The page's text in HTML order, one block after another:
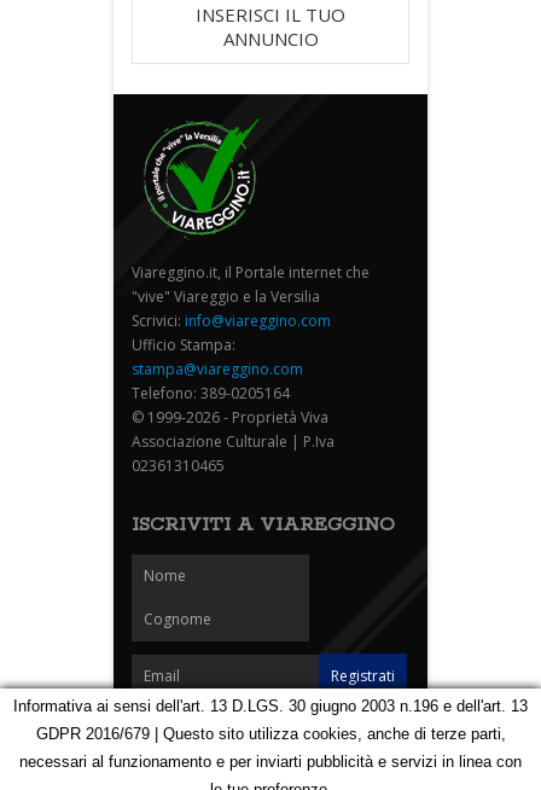
INSERISCI IL TUO
ANNUNCIO
Viareggino.it, il Portale internet che
"vive" Viareggio e la Versilia
Scrivici: info@viareggino.com
Ufficio Stampa:
stampa@viareggino.com
Telefono: 389-0205164
© 1999-2026 - Proprietà Viva
Associazione Culturale | P.Iva
02361310465
ISCRIVITI A VIAREGGINO
Homepage Notizie Speciali Eventi
Foto Carnevale
Informativa ai sensi dell'art. 13 D.LGS. 30 giugno 2003 n.196 e dell'art. 13
GDPR 2016/679 | Questo sito utilizza cookies, anche di terze parti,
necessari al funzionamento e per inviarti pubblicità e servizi in linea con